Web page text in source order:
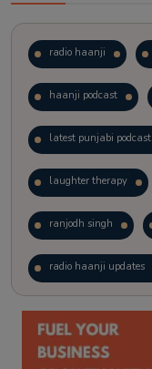
radio haanji
haanji podcast
latest punjabi podcast
laughter therapy
ranjodh singh
radio haanji updates
kitaab kahani